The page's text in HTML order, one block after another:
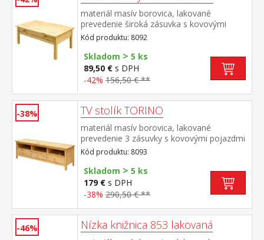
materiál masív borovica, lakované
prevedenie široká zásuvka s kovovými
pojazdmi
Kód produktu: 8092
Skladom > 5 ks
89,50 € s DPH
-42% 156,50 € **
-38% TV stolík TORINO
materiál masív borovica, lakované
prevedenie 3 zásuvky s kovovými pojazdmi
Kód produktu: 8093
Skladom > 5 ks
179 € s DPH
-38% 290,50 € **
-46% Nízka knižnica 853 lakovaná